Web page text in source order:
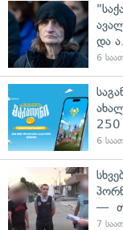
და
6
250
6
—
7